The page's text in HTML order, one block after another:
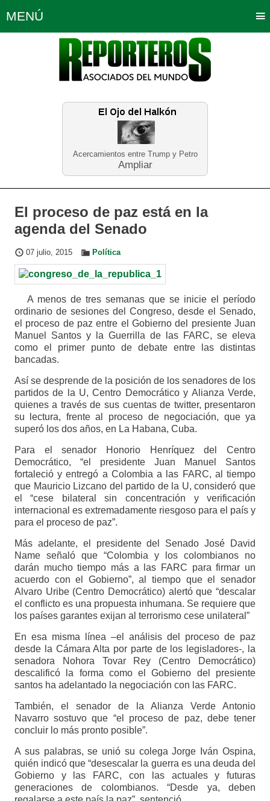
Acercamientos entre Trump y Petro
Ampliar
MENÚ
Política Opinión Bogotá
Planeta Tierra Deportes
Educación Neira
El proceso de paz está en la
agenda del Senado
07 julio, 2015 Política
A menos de tres semanas que se inicie el período
ordinario de sesiones del Congreso, desde el Senado,
el proceso de paz entre el Gobierno del presiente Juan
Manuel Santos y la Guerrilla de las FARC, se eleva
como el primer punto de debate entre las distintas
bancadas.
Así se desprende de la posición de los senadores de los
partidos de la U, Centro Democrático y Alianza Verde,
quienes a través de sus cuentas de twitter, presentaron
su lectura, frente al proceso de negociación, que ya
superó los dos años, en La Habana, Cuba.
Para el senador Honorio Henríquez del Centro
Democrático, “el presidente Juan Manuel Santos
fortaleció y entregó a Colombia a las FARC, al tiempo
que Mauricio Lizcano del partido de la U, consideró que
el “cese bilateral sin concentración y verificación
internacional es extremadamente riesgoso para el país y
para el proceso de paz”.
Más adelante, el presidente del Senado José David
Name señaló que “Colombia y los colombianos no
darán mucho tiempo más a las FARC para firmar un
acuerdo con el Gobierno”, al tiempo que el senador
Alvaro Uribe (Centro Democrático) alertó que “descalar
el conflicto es una propuesta inhumana. Se requiere que
los países garantes exijan al terrorismo cese unilateral”
En esa misma línea –el análisis del proceso de paz
desde la Cámara Alta por parte de los legisladores-, la
senadora Nohora Tovar Rey (Centro Democrático)
descalificó la forma como el Gobierno del presiente
santos ha adelantado la negociación con las FARC.
También, el senador de la Alianza Verde Antonio
Navarro sostuvo que “el proceso de paz, debe tener
concluir lo más pronto posible”.
A sus palabras, se unió su colega Jorge Iván Ospina,
quién indicó que “desescalar la guerra es una deuda del
Gobierno y las FARC, con las actuales y futuras
generaciones de colombianos. “Desde ya, deben